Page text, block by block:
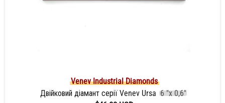
Venev Industrial Diamonds
Двійковий діамант серії Venev Ursa 6 "х 0,6"